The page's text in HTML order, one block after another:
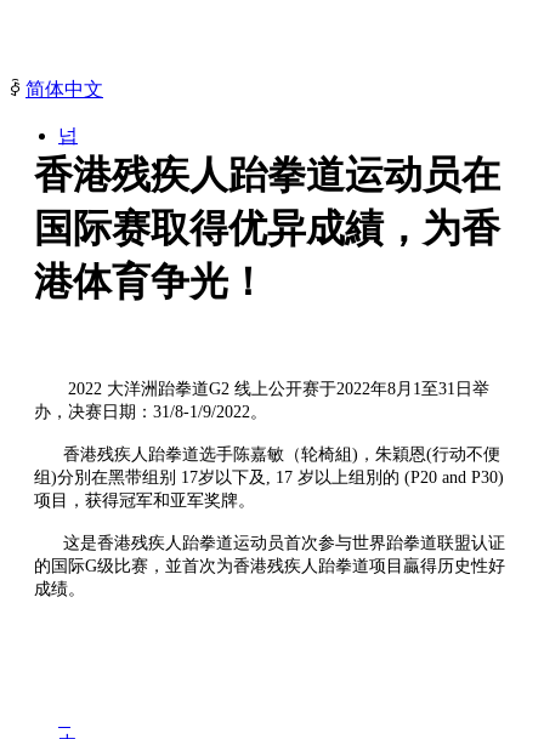
ꀅ 简体中文
넙
首
页
致
辞
理
念
&
愿
景
ꁕ
亚太体育联合会
香港残疾人跆拳道运动员在
国际赛取得优异成績，为香
港体育争光！
2022 大洋洲跆拳道G2 线上公开赛于2022年8月1至31日举
办，决赛日期：31/8-1/9/2022。
香港残疾人跆拳道选手陈嘉敏（轮椅組)，朱穎恩(行动不便
组)分別在黑带组别 17岁以下及, 17 岁以上组別的 (P20 and P30)
项目，获得冠军和亚军奖牌。
这是香港残疾人跆拳道运动员首次参与世界跆拳道联盟认证
的国际G级比赛，並首次为香港残疾人跆拳道项目贏得历史性好
成绩。